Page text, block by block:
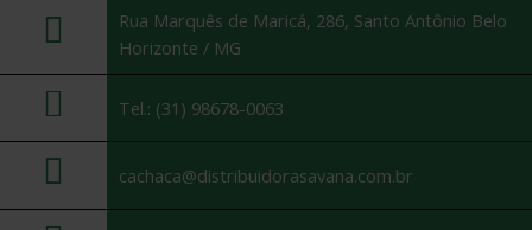
Rua Marquês de Maricá, 286, Santo Antônio Belo
Horizonte / MG
Tel.: (31) 98678-0063
cachaca@distribuidorasavana.com.br